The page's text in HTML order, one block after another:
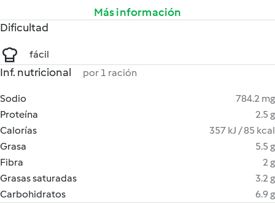
Más información
Dificultad
fácil
Inf. nutricional por 1 ración
Sodio
784.2 mg
Proteína
2.5 g
Calorías
357 kJ / 85 kcal
Grasa
5.5 g
Fibra
2 g
Grasas saturadas
3.2 g
Carbohidratos
6.9 g